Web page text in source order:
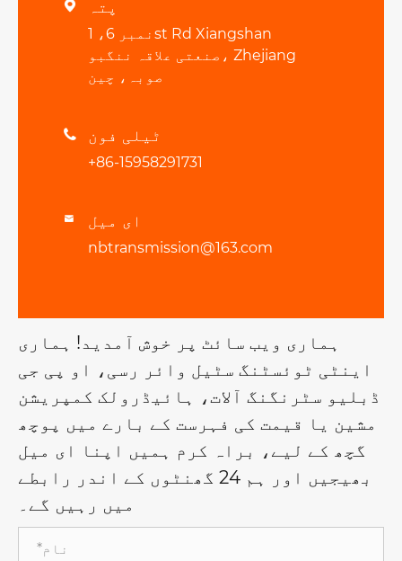
 پتہ
نمبر 6، 1st Rd Xiangshan
صنعتی علاقہ ننگبو، Zhejiang
صوبہ، چین
 ٹیلی فون
+86-15958291731
 ای میل
nbtransmission@163.com
ہماری ویب سائٹ پر خوش آمدید! ہماری
اینٹی ٹوئسٹنگ سٹیل وائر رسی، او پی جی
ڈبلیو سٹرنگنگ آلات، ہائیڈرولک کمپریشن
مشین یا قیمت کی فہرست کے بارے میں پوچھ
گچھ کے لیے، براہ کرم ہمیں اپنا ای میل
بھیجیں اور ہم 24 گھنٹوں کے اندر رابطے
میں رہیں گے۔